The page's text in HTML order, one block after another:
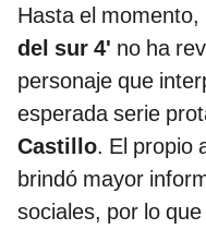
Hasta el
del sur 4' no ha
personaje que
esperada serie
Castillo. El propio
brindó mayor
sociales, por lo